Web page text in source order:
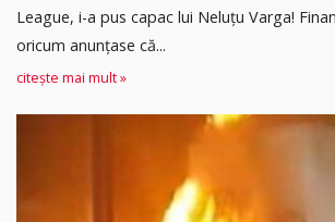
League, i-a pus capac lui Neluțu Varga!
oricum anunțase că...
citește mai mult »